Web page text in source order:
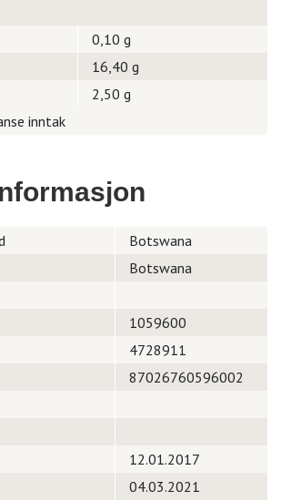
0,10 g
16,40 g
2,50 g
inntak
Botswana
Botswana
1059600
4728911
87026760596002
12.01.2017
04.03.2021